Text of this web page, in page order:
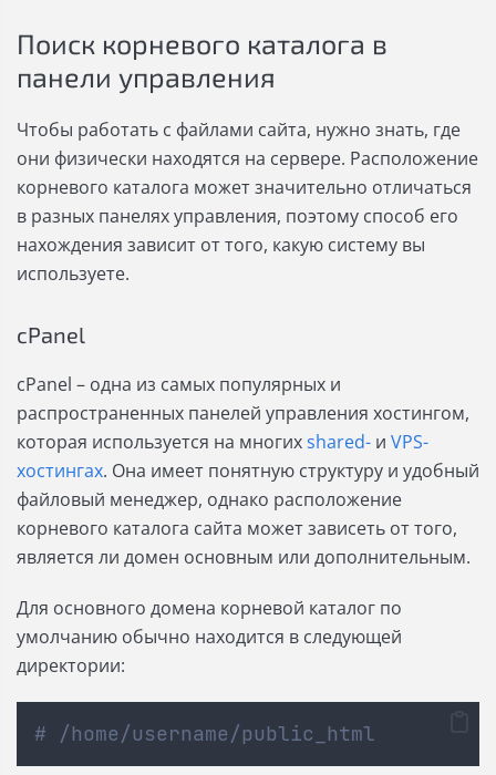
Поиск корневого каталога в
панели управления
Чтобы работать с файлами сайта, нужно знать, где
они физически находятся на сервере. Расположение
корневого каталога может значительно отличаться
в разных панелях управления, поэтому способ его
нахождения зависит от того, какую систему вы
используете.
cPanel
cPanel – одна из самых популярных и
распространенных панелей управления хостингом,
которая используется на многихshared- и VPS-
хостингах. Она имеет понятную структуру и удобный
файловый менеджер, однако расположение
корневого каталога сайта может зависеть от того,
является ли домен основным или дополнительным.
Для основного домена корневой каталог по
умолчанию обычно находится в следующей
директории:
# /home/username/public_html